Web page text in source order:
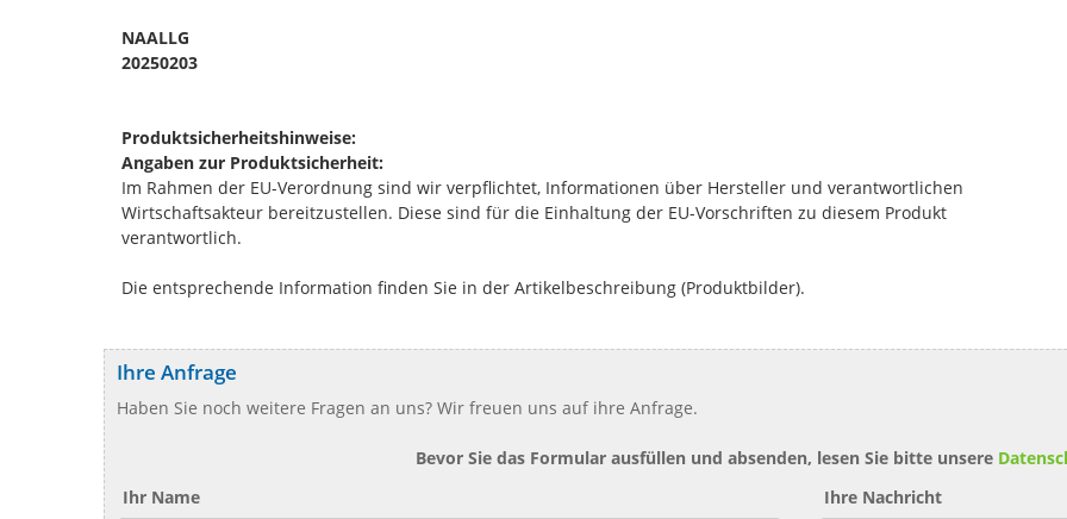
NAALLG
20250203
Produktsicherheitshinweise:
Angaben zur Produktsicherheit:
Im Rahmen der EU-Verordnung sind wir verpflichtet, Informationen über Hersteller und verantwortlichen
Wirtschaftsakteur bereitzustellen. Diese sind für die Einhaltung der EU-Vorschriften zu diesem Produkt
verantwortlich.
Die entsprechende Information finden Sie in der Artikelbeschreibung (Produktbilder).
Ihre Anfrage
Haben Sie noch weitere Fragen an uns? Wir freuen uns auf ihre Anfrage.
Bevor Sie das Formular ausfüllen und absenden, lesen Sie bitte unsere
Ihr Name
Ihre Nachricht